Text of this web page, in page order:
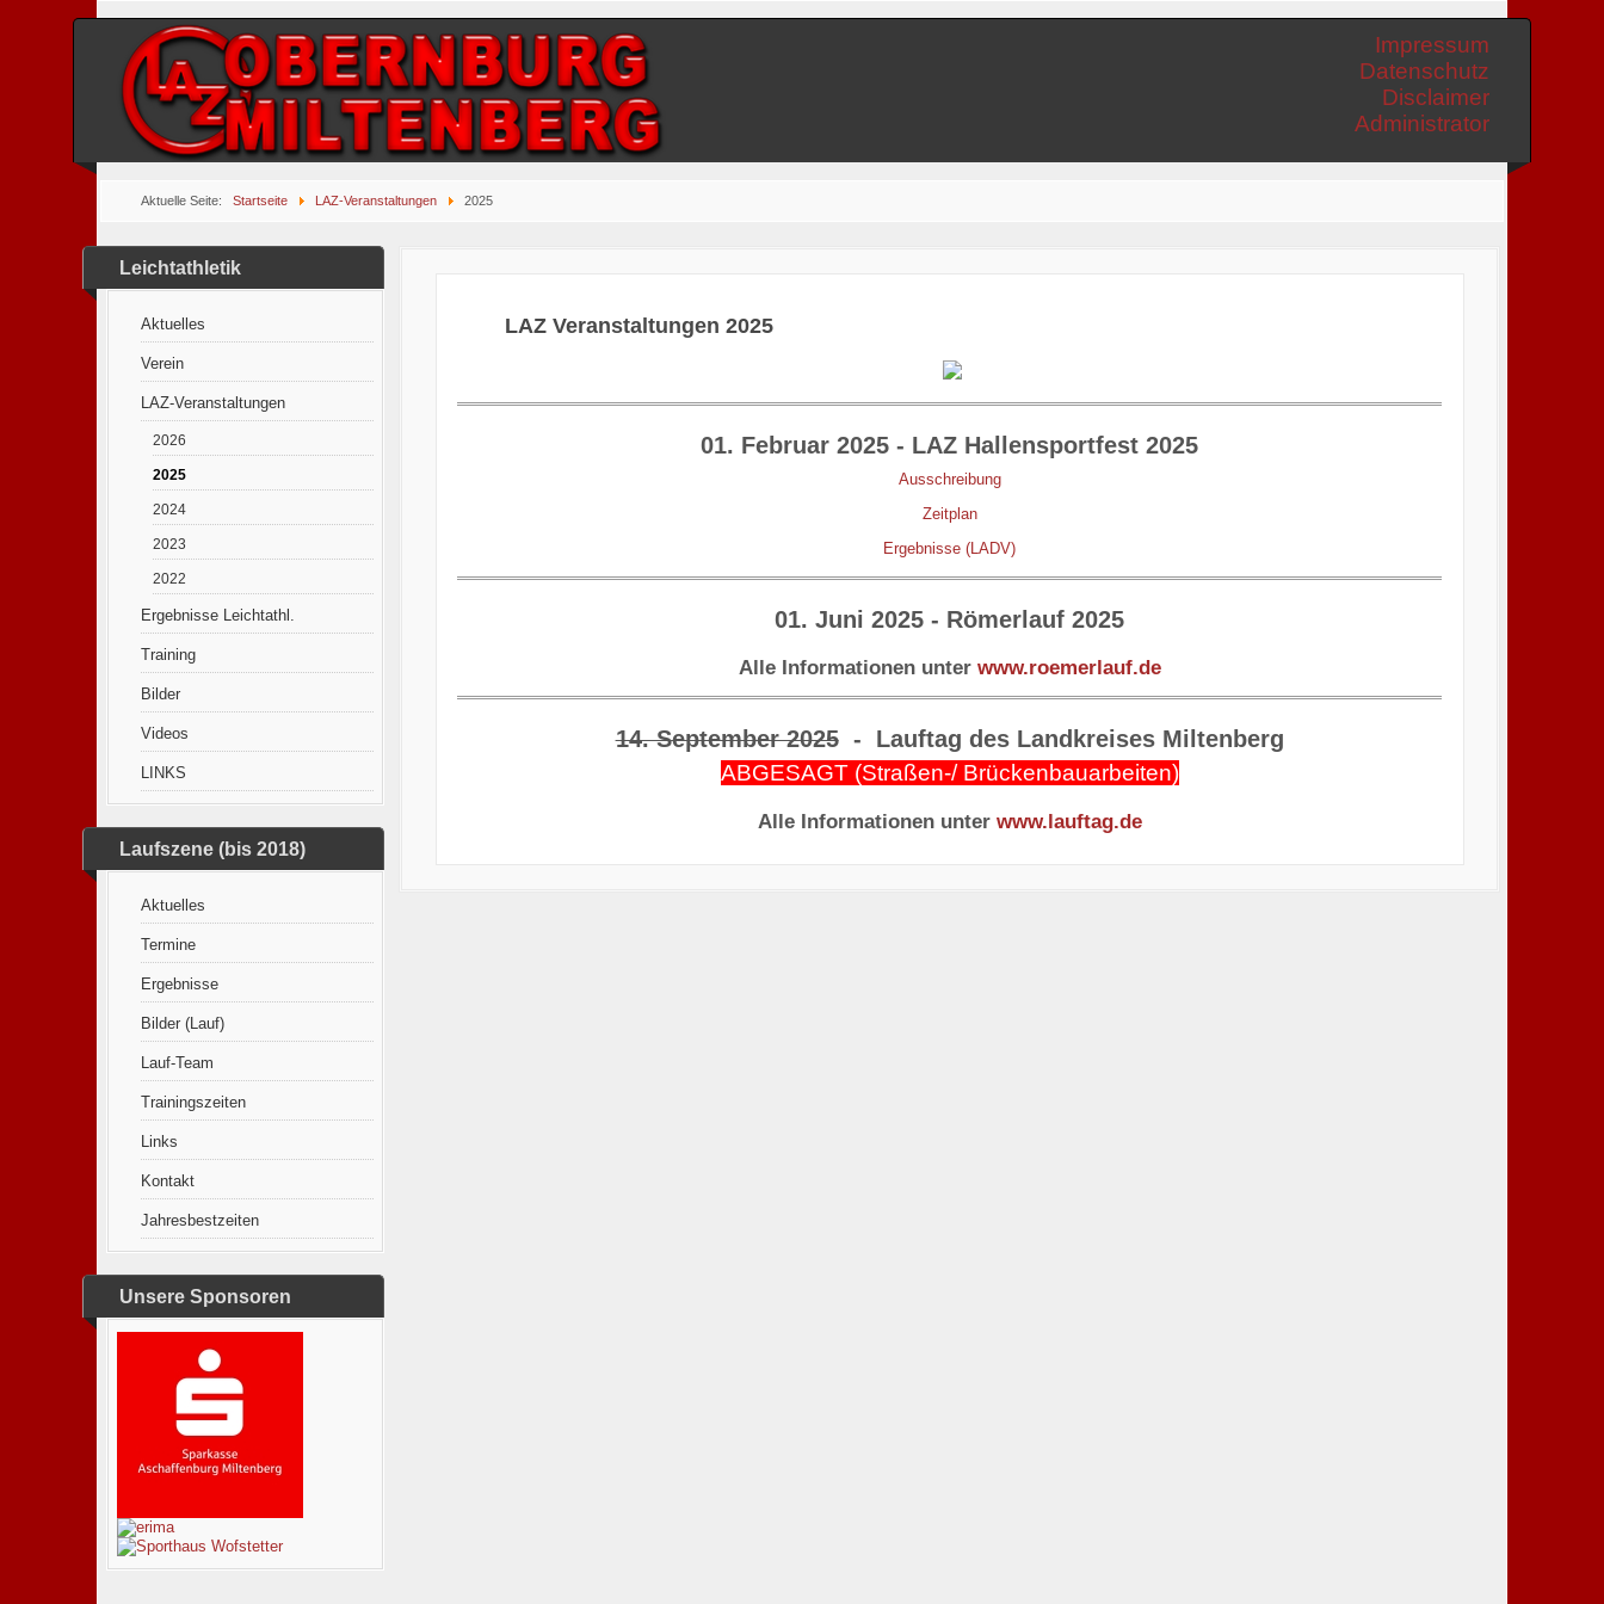
Impressum
Datenschutz
Disclaimer
Administrator
Aktuelle Seite:Startseite LAZ-Veranstaltungen 2025
Leichtathletik
Aktuelles
Verein
LAZ-Veranstaltungen
2026
2025
2024
2023
2022
Ergebnisse Leichtathl.
Training
Bilder
Videos
LINKS
Laufszene (bis 2018)
Aktuelles
Termine
Ergebnisse
Bilder (Lauf)
Lauf-Team
Trainingszeiten
Links
Kontakt
Jahresbestzeiten
Unsere Sponsoren
LAZ Veranstaltungen 2025
01. Februar 2025 - LAZ Hallensportfest 2025
Ausschreibung
Zeitplan
Ergebnisse (LADV)
01. Juni 2025 - Römerlauf 2025
Alle Informationen unter www.roemerlauf.de
14. September 2025- Lauftag des Landkreises Miltenberg
ABGESAGT (Straßen-/ Brückenbauarbeiten)
Alle Informationen unter www.lauftag.de